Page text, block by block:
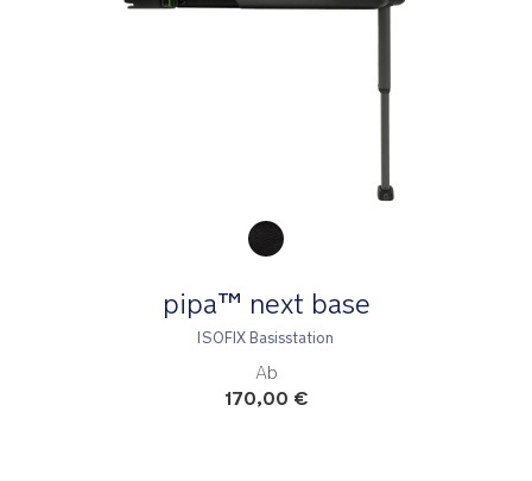
pipa™ next base
ISOFIX Basisstation
Ab
170,00 €